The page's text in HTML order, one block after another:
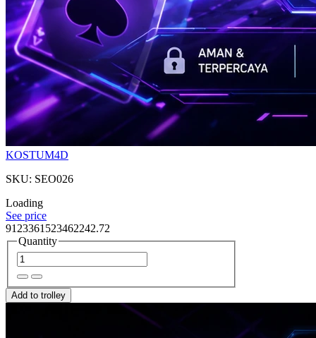
KOSTUM4D
SKU: SEO026
Loading
See price
9123361523462242.72
Quantity
Add to trolley